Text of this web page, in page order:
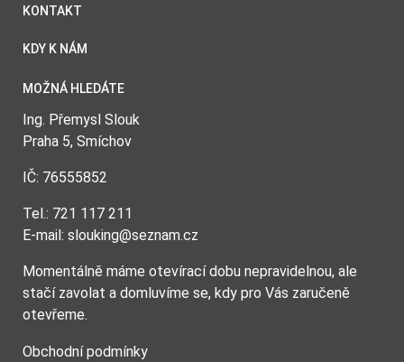
KONTAKT
KDY K NÁM
MOŽNÁ HLEDÁTE
Ing. Přemysl Slouk
Praha 5, Smíchov
IČ: 76555852
Tel.: 721 117 211
E-mail: slouking@seznam.cz
Momentálně máme otevírací dobu nepravidelnou, ale
stačí zavolat a domluvíme se, kdy pro Vás zaručeně
otevřeme.
Obchodní podmínky